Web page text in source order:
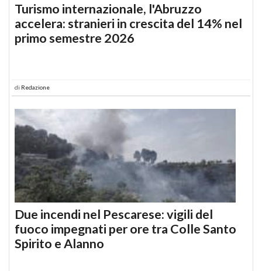
Turismo internazionale, l'Abruzzo
accelera: stranieri in crescita del 14% nel
primo semestre 2026
di Redazione
Due incendi nel Pescarese: vigili del
fuoco impegnati per ore tra Colle Santo
Spirito e Alanno